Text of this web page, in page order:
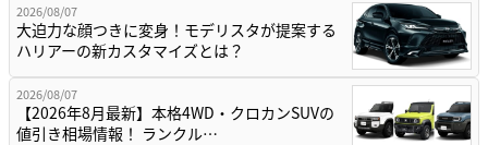
2026/08/07
大迫力な顔つきに変身！モデリスタが提案する
ハリアーの新カスタマイズとは？
2026/08/07
【2026年8月最新】本格4WD・クロカンSUVの
値引き相場情報！ ランクル…